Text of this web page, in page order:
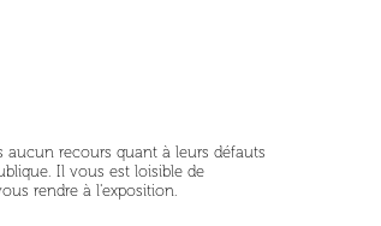
recours quant à leurs défauts
Il vous est loisible de
rendre à l'exposition.